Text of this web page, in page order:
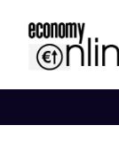
contenuto